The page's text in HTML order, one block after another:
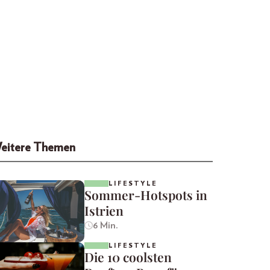
Themen
LIFESTYLE
Sommer-Hotspots in
Istrien
6 Min.
LIFESTYLE
Die 10 coolsten